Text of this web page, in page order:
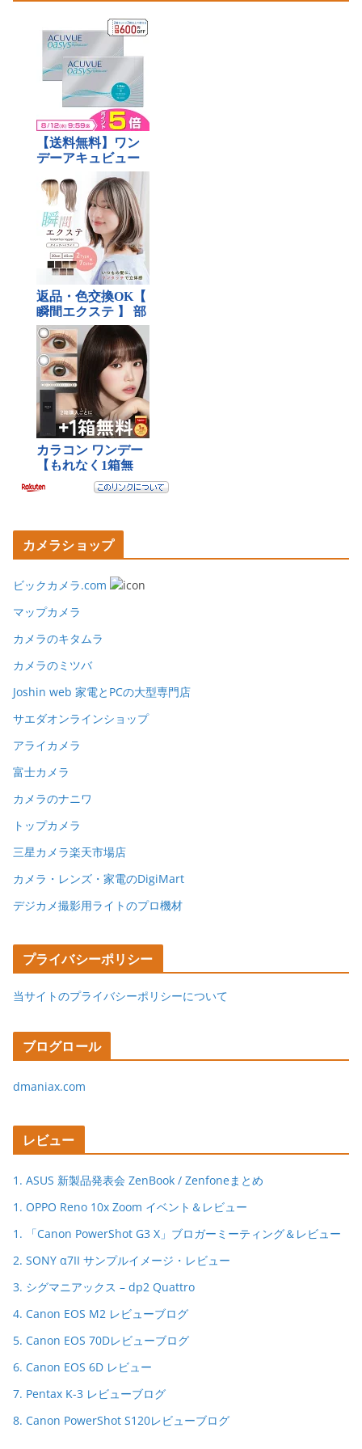
カメラショップ
ビックカメラ.com
マップカメラ
カメラのキタムラ
カメラのミツバ
Joshin web 家電とPCの大型専門店
サエダオンラインショップ
アライカメラ
富士カメラ
カメラのナニワ
トップカメラ
三星カメラ楽天市場店
カメラ・レンズ・家電のDigiMart
デジカメ撮影用ライトのプロ機材
プライバシーポリシー
当サイトのプライバシーポリシーについて
ブログロール
dmaniax.com
レビュー
1. ASUS 新製品発表会 ZenBook / Zenfoneまとめ
1. OPPO Reno 10x Zoom イベント＆レビュー
1. 「Canon PowerShot G3 X」ブロガーミーティング＆レビュー
2. SONY α7II サンプルイメージ・レビュー
3. シグマニアックス – dp2 Quattro
4. Canon EOS M2 レビューブログ
5. Canon EOS 70Dレビューブログ
6. Canon EOS 6D レビュー
7. Pentax K-3 レビューブログ
8. Canon PowerShot S120レビューブログ